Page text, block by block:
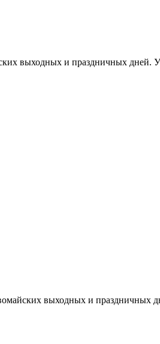
выходных и праздничных дней.
выходных и праздничных